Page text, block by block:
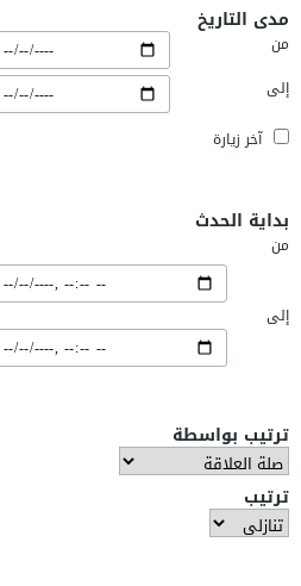
مدى التاريخ
من
إلى
آخر زيارة
بداية الحدث
من
إلى
ترتيب بواسطة
ترتيب